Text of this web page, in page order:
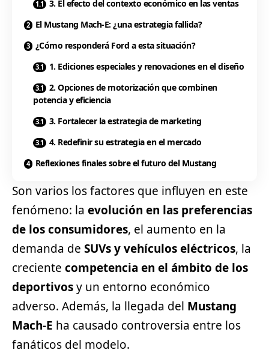
3. El efecto del contexto económico en las ventas
El Mustang Mach-E: ¿una estrategia fallida?
¿Cómo responderá Ford a esta situación?
1. Ediciones especiales y renovaciones en el diseño
2. Opciones de motorización que combinen
potencia y eficiencia
3. Fortalecer la estrategia de marketing
4. Redefinir su estrategia en el mercado
Reflexiones finales sobre el futuro del Mustang
Son varios los factores que influyen en este
fenómeno: la evolución en las preferencias
de los consumidores, el aumento en la
demanda de SUVs yvehículos eléctricos, la
creciente competencia en el ámbito de los
deportivosy un entorno económico
adverso. Además, la llegada del Mustang
Mach-E ha causado controversia entre los
fanáticos del modelo.